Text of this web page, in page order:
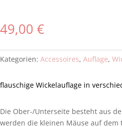
49,00 €
Kategorien: Accessoires, Auflage,
flauschige Wickelauflage in
Die Ober-/Unterseite besteht aus
werden die kleinen Mäuse auf dem